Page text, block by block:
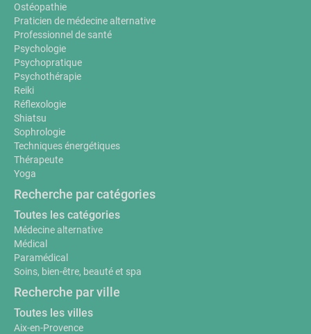
Ostéopathie
Praticien de médecine alternative
Professionnel de santé
Psychologie
Psychopratique
Psychothérapie
Reiki
Réflexologie
Shiatsu
Sophrologie
Techniques énergétiques
Thérapeute
Yoga
Recherche par catégories
Toutes les catégories
Médecine alternative
Médical
Paramédical
Soins, bien-être, beauté et spa
Recherche par ville
Toutes les villes
Aix-en-Provence